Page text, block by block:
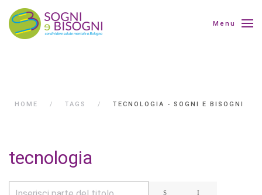
Menu
HOME TAGS TECNOLOGIA - SOGNI E BISOGNI
tecnologia
Inserisci parte del titolo